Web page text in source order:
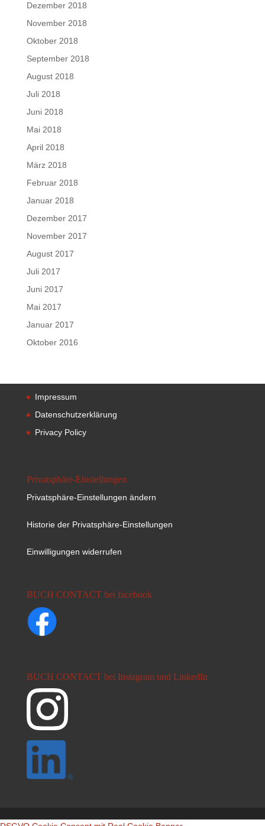
Dezember 2018
November 2018
Oktober 2018
September 2018
August 2018
Juli 2018
Juni 2018
Mai 2018
April 2018
März 2018
Februar 2018
Januar 2018
Dezember 2017
November 2017
August 2017
Juli 2017
Juni 2017
Mai 2017
Januar 2017
Oktober 2016
Impressum
Datenschutzerklärung
Privacy Policy
Privatsphäre-Einstellungen
Privatsphäre-Einstellungen ändern
Historie der Privatsphäre-Einstellungen
Einwilligungen widerrufen
BUCH CONTACT bei facebook
BUCH CONTACT bei Instagram und LinkedIn